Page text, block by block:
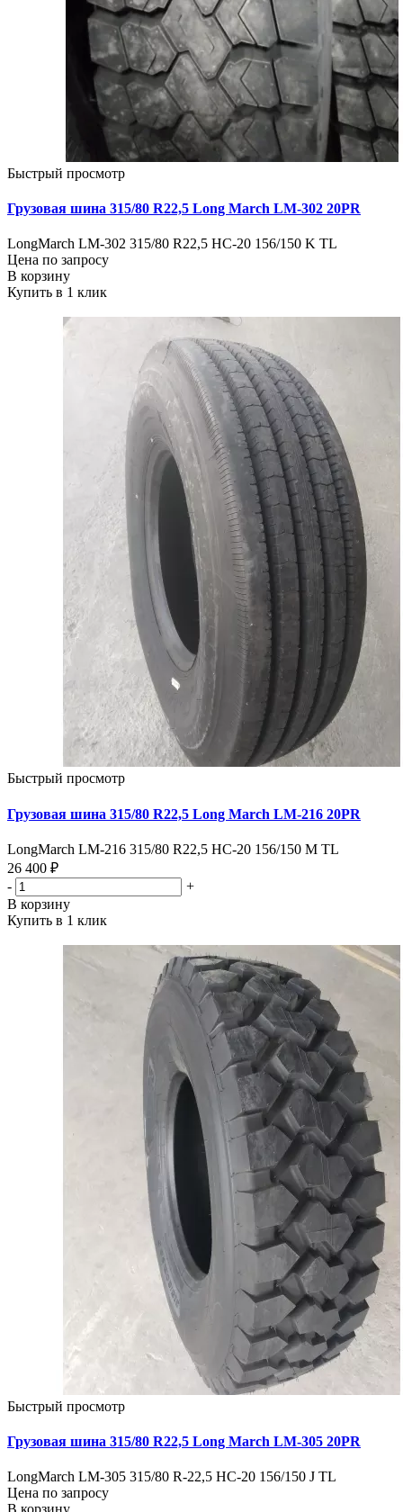
Быстрый просмотр
Грузовая шина 315/80 R22,5 Long March LM-302 20PR
LongMarch LM-302 315/80 R22,5 НС-20 156/150 K TL
Цена по запросу
В корзину
Купить в 1 клик
Быстрый просмотр
Грузовая шина 315/80 R22,5 Long March LM-216 20PR
LongMarch LM-216 315/80 R22,5 НС-20 156/150 M TL
26 400 ₽
-
+
В корзину
Купить в 1 клик
Быстрый просмотр
Грузовая шина 315/80 R22,5 Long March LM-305 20PR
LongMarch LM-305 315/80 R-22,5 HC-20 156/150 J TL
Цена по запросу